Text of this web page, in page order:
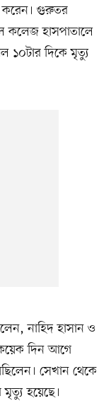
করেন। গুরুতর
কলেজ হাসপাতালে
১০টার দিকে মৃত্যু
নাহিদ হাসান ও
দিন আগে
সেখান থেকে
হয়েছে।